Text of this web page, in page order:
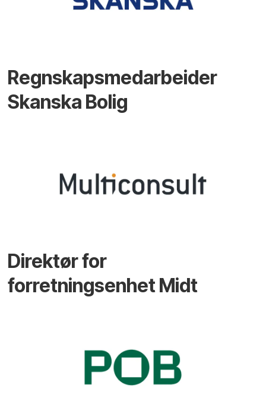
Regnskapsmedarbeider
Skanska Bolig
Direktør for
forretningsenhet Midt